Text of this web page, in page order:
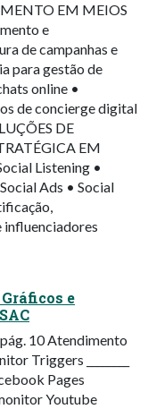
EM MEIOS
e
de campanhas e
para gestão de
online •
de concierge digital
DE
EM
Listening •
Ads • Social
influenciadores
e
pág. 10 Atendimento
Triggers ________
Pages
Youtube